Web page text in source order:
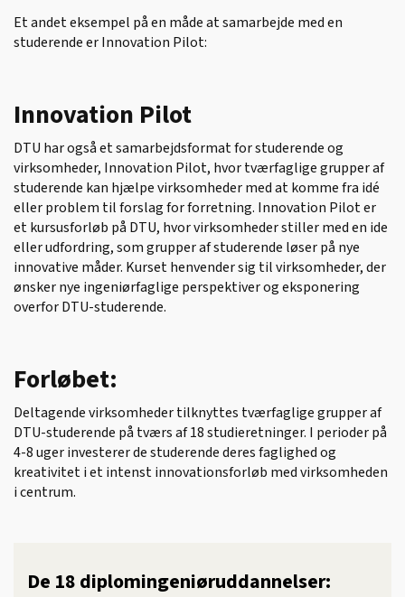
Et andet eksempel på en måde at samarbejde med en
studerende er Innovation Pilot:
Innovation Pilot
DTU har også et samarbejdsformat for studerende og
virksomheder, Innovation Pilot, hvor tværfaglige grupper af
studerende kan hjælpe virksomheder med at komme fra idé
eller problem til forslag for forretning. Innovation Pilot er
et kursusforløb på DTU, hvor virksomheder stiller med en ide
eller udfordring, som grupper af studerende løser på nye
innovative måder. Kurset henvender sig til virksomheder, der
ønsker nye ingeniørfaglige perspektiver og eksponering
overfor DTU-studerende.
Forløbet:
Deltagende virksomheder tilknyttes tværfaglige grupper af
DTU-studerende på tværs af 18 studieretninger. I perioder på
4-8 uger investerer de studerende deres faglighed og
kreativitet i et intenst innovationsforløb med virksomheden
i centrum.
De 18 diplomingeniøruddannelser: